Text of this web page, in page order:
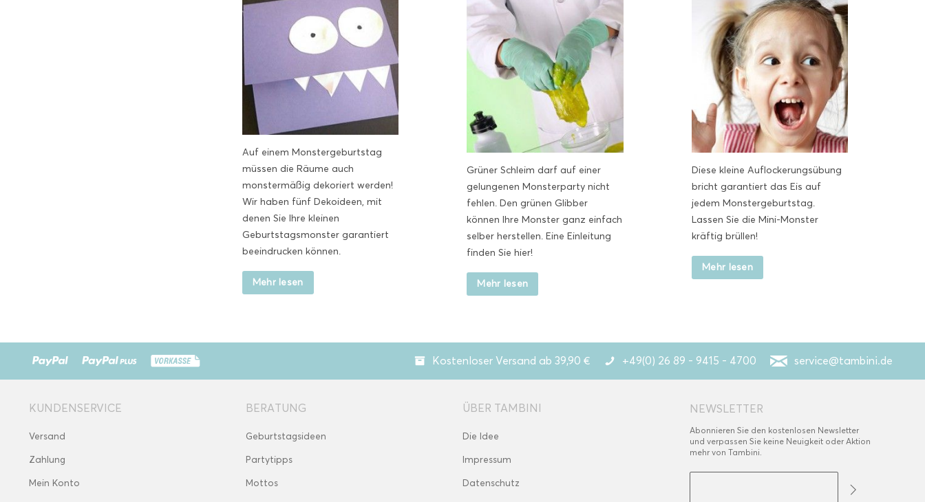
Auf einem Monstergeburtstag
müssen die Räume auch
monstermäßig dekoriert werden!
Wir haben fünf Dekoideen, mit
denen Sie Ihre kleinen
Geburtstagsmonster garantiert
beeindrucken können.
Mehr lesen
Grüner Schleim darf auf einer
gelungenen Monsterparty nicht
fehlen. Den grünen Glibber
können Ihre Monster ganz einfach
selber herstellen. Eine Einleitung
finden Sie hier!
Mehr lesen
Diese kleine Auflockerungsübung
bricht garantiert das Eis auf
jedem Monstergeburtstag.
Lassen Sie die Mini-Monster
kräftig brüllen!
Mehr lesen
Kostenloser Versand ab 39,90 € +49(0) 26 89 - 9415 - 4700 service@tambini.de
KUNDENSERVICE
Versand
Zahlung
Mein Konto
BERATUNG
Geburtstagsideen
Partytipps
Mottos
ÜBER TAMBINI
Die Idee
Impressum
Datenschutz
NEWSLETTER
Abonnieren Sie den kostenlosen Newsletter
und verpassen Sie keine Neuigkeit oder Aktion
mehr von Tambini.